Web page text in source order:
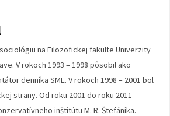
na Filozofickej fakulte Univerzity
V rokoch 1993 – 1998 pôsobil ako
denníka SME. V rokoch 1998 – 2001 bol
strany. Od roku 2001 do roku 2011
inštitútu M. R. Štefánika.